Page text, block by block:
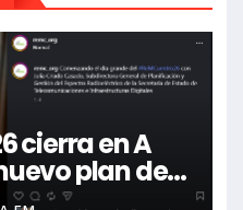
cierra en A
plan de